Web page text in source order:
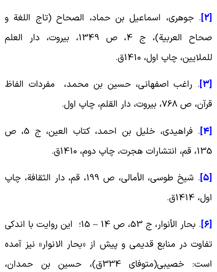
. جوهری، اسماعیل بن حماد، الصحاح (تاج اللغة و
صحاح العربیة)، ج 4، ص 1349، بیروت، دار العلم
چاپ اول، 1410ق.
. راغب اصفهانى، حسین بن محمد، مفردات الفاظ
ص 768، بیروت، دار القلم‏، چاپ اول.
. فراهیدی، خلیل بن احمد، کتاب العین، ج 5، ص
هجرت، چاپ دوم، 1410ق.
. شیخ طوسی، الأمالی، ص 199، قم، دار الثقافة، چاپ
1414ق.
. بحار الأنوار، ج ‏53، ص 14 – 15؛ این روایت با اندکی
در منابع قدیمی و پیش از «بحار الانوار» نیز آمده
است: خصیبی(متوفای 334ق‏)، حسین بن حمدان،